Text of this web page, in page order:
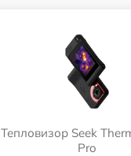
Тепловизор Seek
Pro